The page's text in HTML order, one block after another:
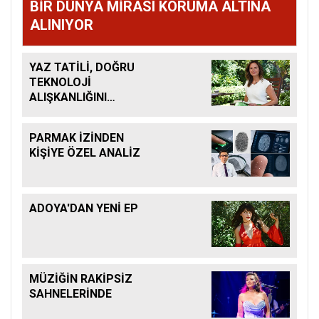
BİR DÜNYA MİRASI KORUMA ALTINA
ALINIYOR
YAZ TATİLİ, DOĞRU
TEKNOLOJİ
ALIŞKANLIĞINI
PARMAK İZİNDEN
KİŞİYE ÖZEL ANALİZ
ADOYA'DAN YENİ EP
MÜZİĞİN RAKİPSİZ
SAHNELERİNDE